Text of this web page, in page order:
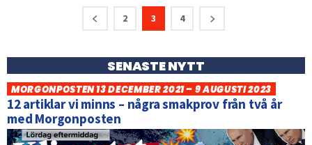
2 3 4
SENASTE NYTT
MORGONPOSTEN 13 DECEMBER 2021 – 9 AUGUSTI 2023
12 artiklar vi minns – några smakprov från två år
med Morgonposten